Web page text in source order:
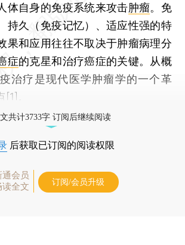
体自身的免疫系统来攻击肿瘤。免
持久（免疫记忆）、适应性强的特
果和应用往往不取决于肿瘤病理分
症的克星和治疗癌症的关键。从概
治疗是现代医学肿瘤学的一个革
。
共计3733字 订阅后继续阅读
后获取已订阅的阅读权限
通会员
读全文
订阅/会员升级